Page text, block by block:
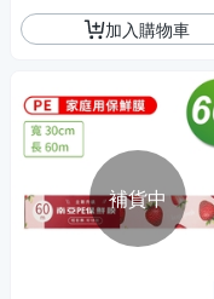
加入購物車
補貨中